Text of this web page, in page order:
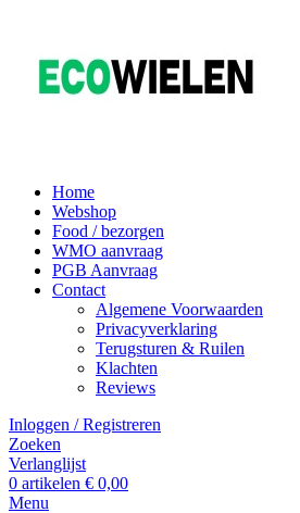
Home
Webshop
Food / bezorgen
WMO aanvraag
PGB Aanvraag
Contact
Algemene Voorwaarden
Privacyverklaring
Terugsturen & Ruilen
Klachten
Reviews
Inloggen / Registreren
Zoeken
Verlanglijst
0 artikelen € 0,00
Menu